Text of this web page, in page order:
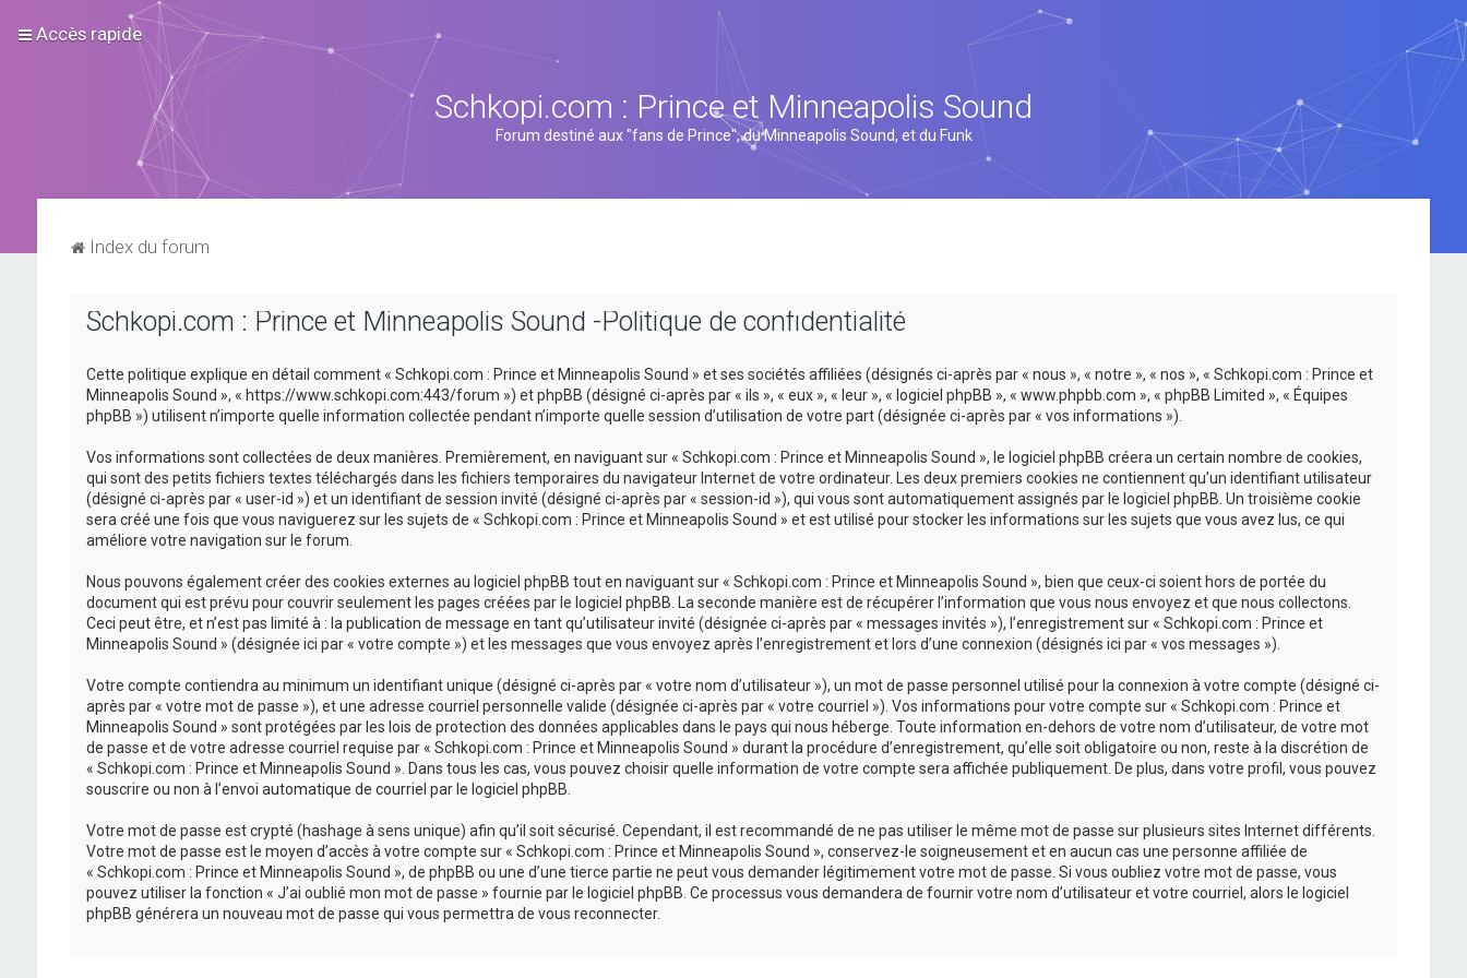
Accès rapide
Schkopi.com : Prince et Minneapolis Sound
Forum destiné aux "fans de Prince", du Minneapolis Sound, et du Funk
Index du forum
Schkopi.com : Prince et Minneapolis Sound -Politique de confidentialité
Cette politique explique en détail comment « Schkopi.com : Prince et Minneapolis Sound » et ses sociétés affiliées (désignés ci-après par « nous », « notre », « nos », « Schkopi.com : Prince et
Minneapolis Sound », « https://www.schkopi.com:443/forum ») et phpBB (désigné ci-après par « ils », « eux », « leur », « logiciel phpBB », « www.phpbb.com », « phpBB Limited », « Équipes
phpBB ») utilisent n’importe quelle information collectée pendant n’importe quelle session d’utilisation de votre part (désignée ci-après par « vos informations »).
Vos informations sont collectées de deux manières. Premièrement, en naviguant sur « Schkopi.com : Prince et Minneapolis Sound », le logiciel phpBB créera un certain nombre de cookies,
qui sont des petits fichiers textes téléchargés dans les fichiers temporaires du navigateur Internet de votre ordinateur. Les deux premiers cookies ne contiennent qu’un identifiant utilisateur
(désigné ci-après par « user-id ») et un identifiant de session invité (désigné ci-après par « session-id »), qui vous sont automatiquement assignés par le logiciel phpBB. Un troisième cookie
sera créé une fois que vous naviguerez sur les sujets de « Schkopi.com : Prince et Minneapolis Sound » et est utilisé pour stocker les informations sur les sujets que vous avez lus, ce qui
améliore votre navigation sur le forum.
Nous pouvons également créer des cookies externes au logiciel phpBB tout en naviguant sur « Schkopi.com : Prince et Minneapolis Sound », bien que ceux-ci soient hors de portée du
document qui est prévu pour couvrir seulement les pages créées par le logiciel phpBB. La seconde manière est de récupérer l’information que vous nous envoyez et que nous collectons.
Ceci peut être, et n’est pas limité à : la publication de message en tant qu’utilisateur invité (désignée ci-après par « messages invités »), l’enregistrement sur « Schkopi.com : Prince et
Minneapolis Sound » (désignée ici par « votre compte ») et les messages que vous envoyez après l’enregistrement et lors d’une connexion (désignés ici par « vos messages »).
Votre compte contiendra au minimum un identifiant unique (désigné ci-après par « votre nom d’utilisateur »), un mot de passe personnel utilisé pour la connexion à votre compte (désigné ci-
après par « votre mot de passe »), et une adresse courriel personnelle valide (désignée ci-après par « votre courriel »). Vos informations pour votre compte sur « Schkopi.com : Prince et
Minneapolis Sound » sont protégées par les lois de protection des données applicables dans le pays qui nous héberge. Toute information en-dehors de votre nom d’utilisateur, de votre mot
de passe et de votre adresse courriel requise par « Schkopi.com : Prince et Minneapolis Sound » durant la procédure d’enregistrement, qu’elle soit obligatoire ou non, reste à la discrétion de
« Schkopi.com : Prince et Minneapolis Sound ». Dans tous les cas, vous pouvez choisir quelle information de votre compte sera affichée publiquement. De plus, dans votre profil, vous pouvez
souscrire ou non à l’envoi automatique de courriel par le logiciel phpBB.
Votre mot de passe est crypté (hashage à sens unique) afin qu’il soit sécurisé. Cependant, il est recommandé de ne pas utiliser le même mot de passe sur plusieurs sites Internet différents.
Votre mot de passe est le moyen d’accès à votre compte sur « Schkopi.com : Prince et Minneapolis Sound », conservez-le soigneusement et en aucun cas une personne affiliée de
« Schkopi.com : Prince et Minneapolis Sound », de phpBB ou une d’une tierce partie ne peut vous demander légitimement votre mot de passe. Si vous oubliez votre mot de passe, vous
pouvez utiliser la fonction « J’ai oublié mon mot de passe » fournie par le logiciel phpBB. Ce processus vous demandera de fournir votre nom d’utilisateur et votre courriel, alors le logiciel
phpBB générera un nouveau mot de passe qui vous permettra de vous reconnecter.